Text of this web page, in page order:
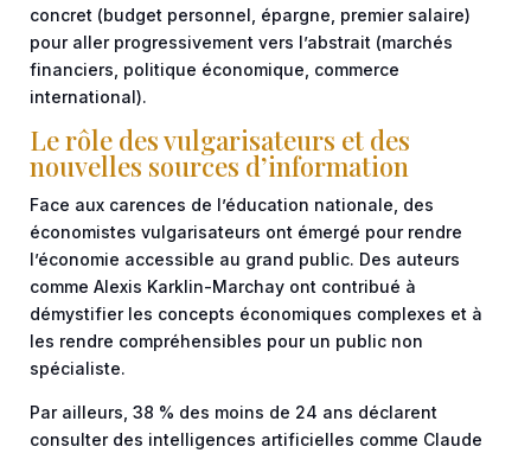
concret (budget personnel, épargne, premier salaire)
pour aller progressivement vers l’abstrait (marchés
financiers, politique économique, commerce
international).
Le rôle des vulgarisateurs et des
nouvelles sources d’information
Face aux carences de l’éducation nationale, des
économistes vulgarisateurs ont émergé pour rendre
l’économie accessible au grand public. Des auteurs
comme Alexis Karklin-Marchay ont contribué à
démystifier les concepts économiques complexes et à
les rendre compréhensibles pour un public non
spécialiste.
Par ailleurs, 38 % des moins de 24 ans déclarent
consulter des intelligences artificielles comme Claude